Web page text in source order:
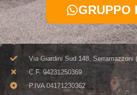
GRUPPO
Via Giardini Sud 148, Serramazzoni
C.F. 94231250369​
P.IVA 04171230362​